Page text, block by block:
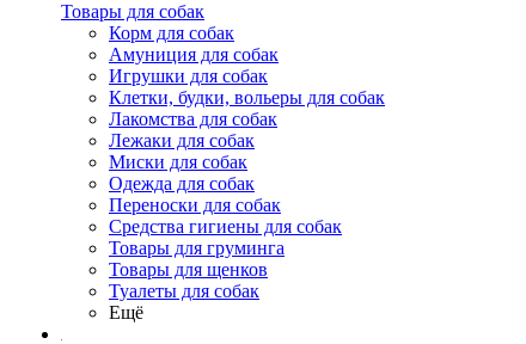
Товары для собак
Корм для собак
Амуниция для собак
Игрушки для собак
Клетки, будки, вольеры для собак
Лакомства для собак
Лежаки для собак
Миски для собак
Одежда для собак
Переноски для собак
Средства гигиены для собак
Товары для груминга
Товары для щенков
Туалеты для собак
Ещё